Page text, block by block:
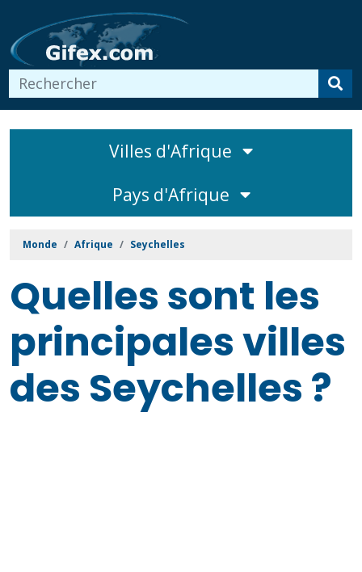
Villes d'Afrique
Pays d'Afrique
Monde Afrique Seychelles
Quelles sont les
principales villes
des Seychelles ?